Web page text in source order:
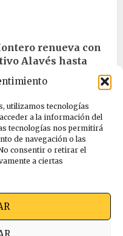
utilizamos tecnologías
a la información del
tecnologías nos permitirá
de navegación o las
consentir o retirar el
a ciertas
renueva con
Alavés hasta
y Hurtado
Bajada de Celedón